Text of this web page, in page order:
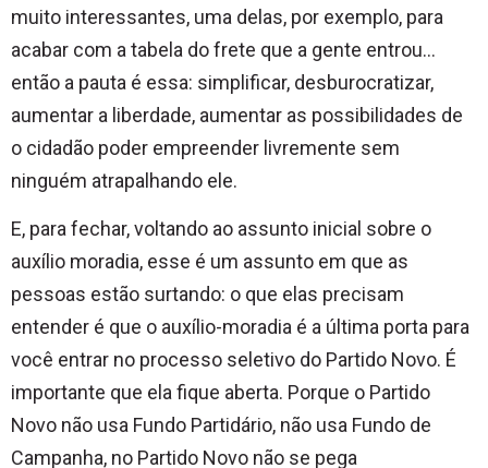
muito interessantes, uma delas, por exemplo, para
acabar com a tabela do frete que a gente entrou…
então a pauta é essa: simplificar, desburocratizar,
aumentar a liberdade, aumentar as possibilidades de
o cidadão poder empreender livremente sem
ninguém atrapalhando ele.
E, para fechar, voltando ao assunto inicial sobre o
auxílio moradia, esse é um assunto em que as
pessoas estão surtando: o que elas precisam
entender é que o auxílio-moradia é a última porta para
você entrar no processo seletivo do Partido Novo. É
importante que ela fique aberta. Porque o Partido
Novo não usa Fundo Partidário, não usa Fundo de
Campanha, no Partido Novo não se pega